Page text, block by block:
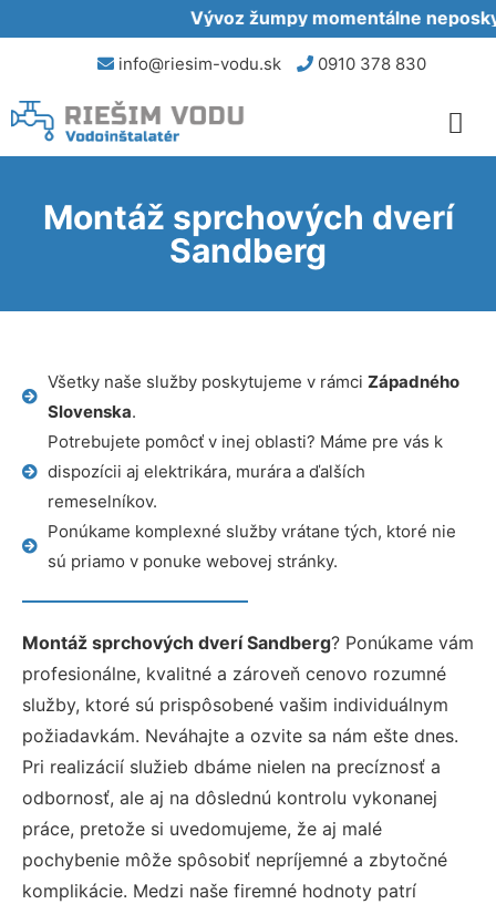
Vývoz žumpy momentálne
info@riesim-vodu.sk 0910 378 830
Montáž sprchových dverí
Sandberg
Všetky naše služby poskytujeme v rámci Západného
Slovenska.
Potrebujete pomôcť v inej oblasti? Máme pre vás k
dispozícii aj elektrikára, murára a ďalších
remeselníkov.
Ponúkame komplexné služby vrátane tých, ktoré nie
sú priamo v ponuke webovej stránky.
Montáž sprchových dverí Sandberg? Ponúkame vám
profesionálne, kvalitné a zároveň cenovo rozumné
služby, ktoré sú prispôsobené vašim individuálnym
požiadavkám. Neváhajte a ozvite sa nám ešte dnes.
Pri realizácií služieb dbáme nielen na precíznosť a
odbornosť, ale aj na dôslednú kontrolu vykonanej
práce, pretože si uvedomujeme, že aj malé
pochybenie môže spôsobiť nepríjemné a zbytočné
komplikácie. Medzi naše firemné hodnoty patrí